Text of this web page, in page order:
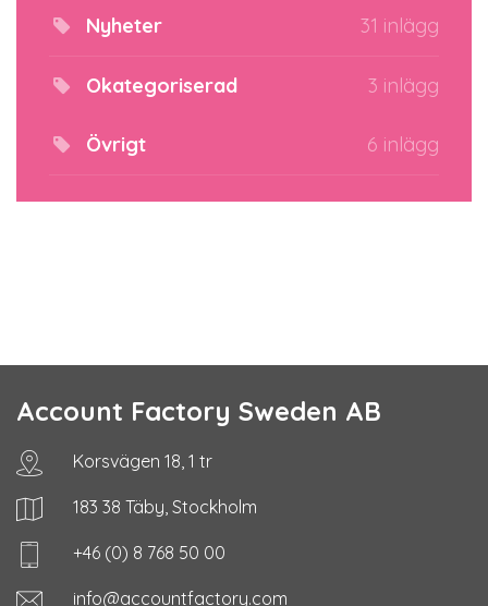
Nyheter 31 inlägg
Okategoriserad 3 inlägg
Övrigt 6 inlägg
Account Factory Sweden AB
Korsvägen 18, 1 tr
183 38 Täby, Stockholm
+46 (0) 8 768 50 00
info@accountfactory.com